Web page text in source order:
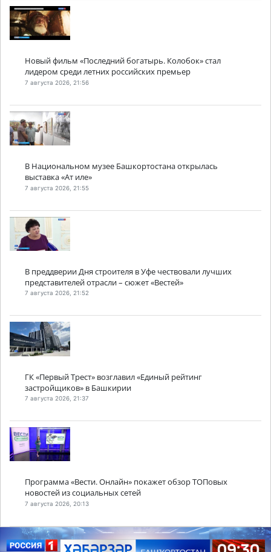
Новый фильм «Последний богатырь. Колобок» стал
лидером среди летних российских премьер
7 августа 2026, 21:56
В Национальном музее Башкортостана открылась
выставка «Ат иле»
7 августа 2026, 21:55
В преддверии Дня строителя в Уфе чествовали лучших
представителей отрасли – сюжет «Вестей»
7 августа 2026, 21:52
ГК «Первый Трест» возглавил «Единый рейтинг
застройщиков» в Башкирии
7 августа 2026, 21:37
Программа «Вести. Онлайн» покажет обзор ТОПовых
новостей из социальных сетей
7 августа 2026, 20:13